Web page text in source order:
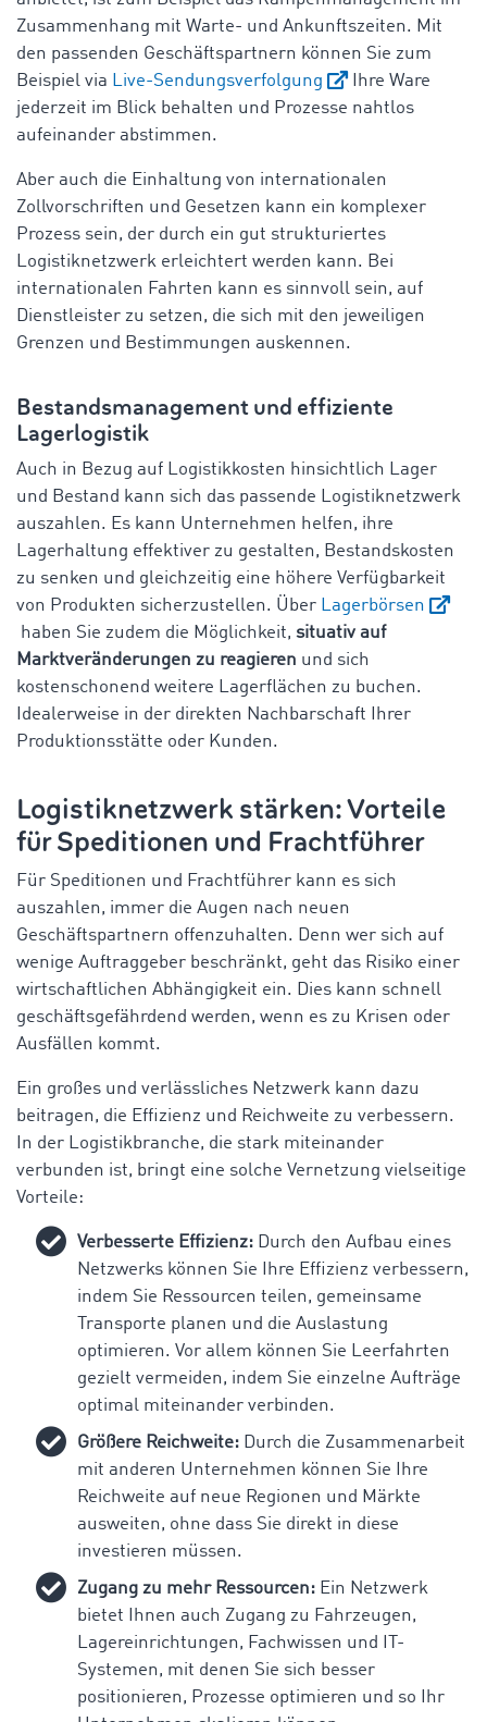
Zusammenhang mit Warte- und Ankunftszeiten. Mit
den passenden Geschäftspartnern können Sie zum
Beispiel via Live-Sendungsverfolgung
Ihre Ware
jederzeit im Blick behalten und Prozesse nahtlos
aufeinander abstimmen.
Aber auch die Einhaltung von internationalen
Zollvorschriften und Gesetzen kann ein komplexer
Prozess sein, der durch ein gut strukturiertes
Logistiknetzwerk erleichtert werden kann. Bei
internationalen Fahrten kann es sinnvoll sein, auf
Dienstleister zu setzen, die sich mit den jeweiligen
Grenzen und Bestimmungen auskennen.
Bestandsmanagement und effiziente
Lagerlogistik
Auch in Bezug auf Logistikkosten hinsichtlich Lager
und Bestand kann sich das passende Logistiknetzwerk
auszahlen. Es kann Unternehmen helfen, ihre
Lagerhaltung effektiver zu gestalten, Bestandskosten
zu senken und gleichzeitig eine höhere Verfügbarkeit
von Produkten sicherzustellen. Über Lagerbörsen
haben Sie zudem die Möglichkeit, situativ auf
Marktveränderungen zu reagieren und sich
kostenschonend weitere Lagerflächen zu buchen.
Idealerweise in der direkten Nachbarschaft Ihrer
Produktionsstätte oder Kunden.
Logistiknetzwerk stärken: Vorteile
für Speditionen und Frachtführer
Für Speditionen und Frachtführer kann es sich
auszahlen, immer die Augen nach neuen
Geschäftspartnern offenzuhalten. Denn wer sich auf
wenige Auftraggeber beschränkt, geht das Risiko einer
wirtschaftlichen Abhängigkeit ein. Dies kann schnell
geschäftsgefährdend werden, wenn es zu Krisen oder
Ausfällen kommt.
Ein großes und verlässliches Netzwerk kann dazu
beitragen, die Effizienz und Reichweite zu verbessern.
In der Logistikbranche, die stark miteinander
verbunden ist, bringt eine solche Vernetzung vielseitige
Vorteile:
Verbesserte Effizienz: Durch den Aufbau eines
Netzwerks können Sie Ihre Effizienz verbessern,
indem Sie Ressourcen teilen, gemeinsame
Transporte planen und die Auslastung
optimieren. Vor allem können Sie Leerfahrten
gezielt vermeiden, indem Sie einzelne Aufträge
optimal miteinander verbinden.
Größere Reichweite: Durch die Zusammenarbeit
mit anderen Unternehmen können Sie Ihre
Reichweite auf neue Regionen und Märkte
ausweiten, ohne dass Sie direkt in diese
investieren müssen.
Zugang zu mehr Ressourcen: Ein Netzwerk
bietet Ihnen auch Zugang zu Fahrzeugen,
Lagereinrichtungen, Fachwissen und IT-
Systemen, mit denen Sie sich besser
positionieren, Prozesse optimieren und so Ihr